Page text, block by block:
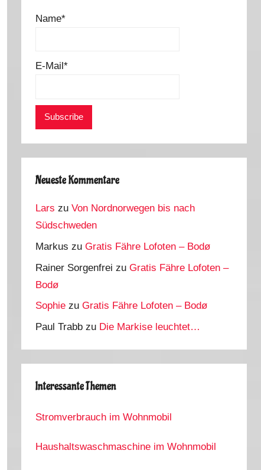
Name*
E-Mail*
Neueste Kommentare
Lars zuVon Nordnorwegen bis nach
Südschweden
Markus zuGratis Fähre Lofoten – Bodø
Rainer Sorgenfrei zuGratis Fähre Lofoten –
Bodø
Sophie zuGratis Fähre Lofoten – Bodø
Paul Trabb zu Die Markise leuchtet…
Interessante Themen
Stromverbrauch im Wohnmobil
Haushaltswaschmaschine im Wohnmobil